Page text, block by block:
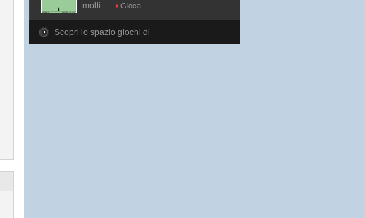
molti......
Gioca
Scopri lo spazio giochi di